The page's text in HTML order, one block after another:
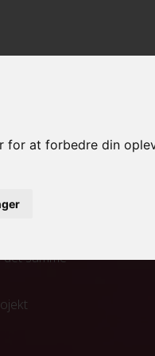
at forbedre din
det samme